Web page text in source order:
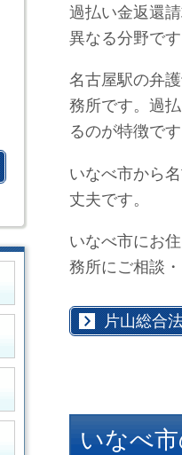
過払い金返還
異なる分野です
名古屋駅の弁
務所です。過
るのが特徴です
いなべ市から
丈夫です。
いなべ市にお
務所にご相談
片山総合
いなべ